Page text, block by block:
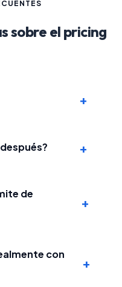
sobre el pricing
+
+
de
+
con
+